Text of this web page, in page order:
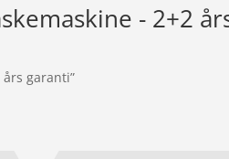
- 2+2
garanti”